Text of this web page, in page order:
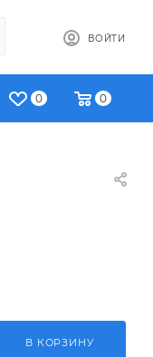
ВОЙТИ
0 0
В КОРЗИНУ